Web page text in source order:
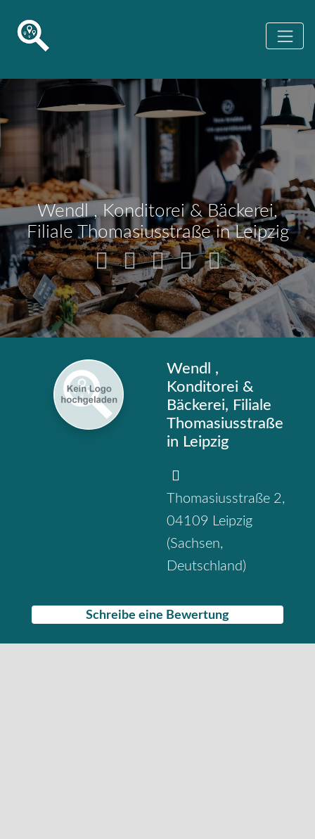
Wendl , Konditorei & Bäckerei,
Filiale Thomasiusstraße in Leipzig
Wendl ,
Konditorei &
Bäckerei, Filiale
Thomasiusstraße
in Leipzig
Thomasiusstraße 2,
04109 Leipzig
(Sachsen,
Deutschland)
Schreibe eine Bewertung